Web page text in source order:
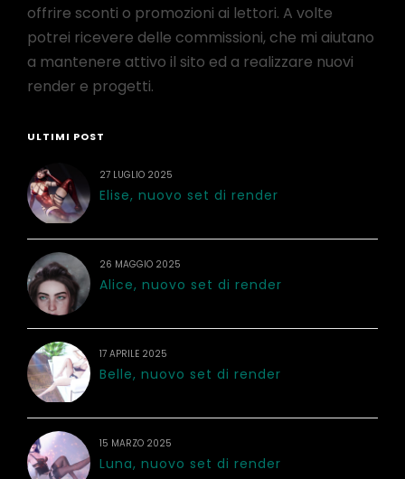
offrire sconti o promozioni ai lettori. A volte
potrei ricevere delle commissioni, che mi aiutano
a mantenere attivo il sito ed a realizzare nuovi
render e progetti.
ULTIMI POST
27 LUGLIO 2025
Elise, nuovo set di render
26 MAGGIO 2025
Alice, nuovo set di render
17 APRILE 2025
Belle, nuovo set di render
15 MARZO 2025
Luna, nuovo set di render